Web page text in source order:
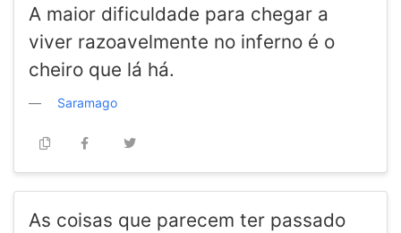
A maior dificuldade para chegar a
viver razoavelmente no inferno é o
cheiro que lá há.
Saramago
As coisas que parecem ter passado